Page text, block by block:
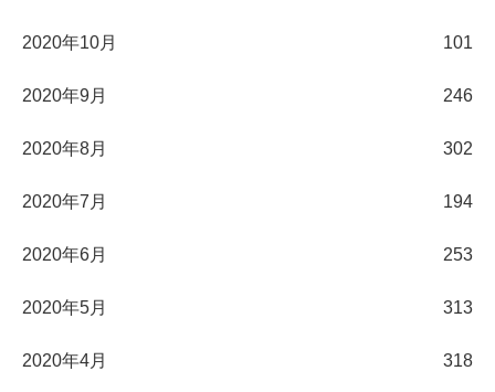
2020年10月 101
2020年9月 246
2020年8月 302
2020年7月 194
2020年6月 253
2020年5月 313
2020年4月 318